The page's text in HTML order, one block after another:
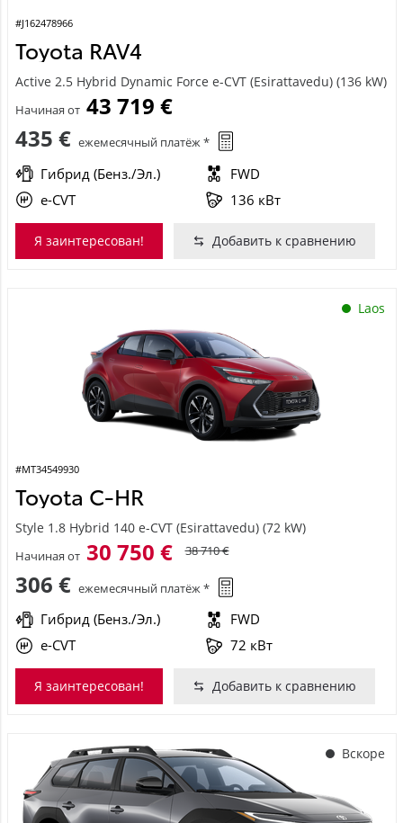
#J162478966
Toyota RAV4
Active 2.5 Hybrid Dynamic Force e-CVT (Esirattavedu) (136 kW)
Начиная от 43 719 €
435 € ежемесячный платёж *
Гибрид (Бенз./Эл.)
FWD
e-CVT
136 кВт
Я заинтересован! Добавить к сравнению
Laos
#MT34549930
Toyota C-HR
Style 1.8 Hybrid 140 e-CVT (Esirattavedu) (72 kW)
Начиная от 30 750 € 38 710 €
306 € ежемесячный платёж *
Гибрид (Бенз./Эл.)
FWD
e-CVT
72 кВт
Я заинтересован! Добавить к сравнению
Вскоре